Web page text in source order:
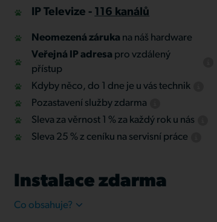
IP Televize - 116 kanálů
Neomezená záruka na náš hardware
Veřejná IP adresa pro vzdálený
přístup
Kdyby něco, do 1 dne je u vás technik
Pozastavení služby zdarma
Sleva za věrnost 1 % za každý rok u nás
Sleva 25 % z ceníku na servisní práce
Instalace zdarma
Co obsahuje?